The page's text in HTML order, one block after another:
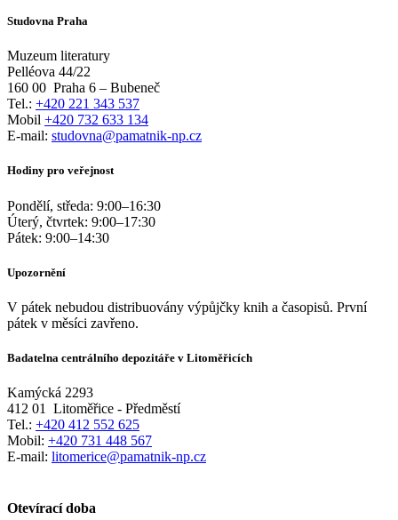
Studovna Praha
Muzeum literatury
Pelléova 44/22
160 00 Praha 6 – Bubeneč
Tel.: +420 221 343 537
Mobil +420 732 633 134
E-mail: studovna@pamatnik-np.cz
Hodiny pro veřejnost
Pondělí, středa: 9:00–16:30
Úterý, čtvrtek: 9:00–17:30
Pátek: 9:00–14:30
Upozornění
V pátek nebudou distribuovány výpůjčky knih a časopisů. První
pátek v měsíci zavřeno.
Badatelna centrálního depozitáře v Litoměřicích
Kamýcká 2293
412 01
Litoměřice - Předměstí
Tel.: +420 412 552 625
Mobil: +420 731 448 567
E-mail: litomerice@pamatnik-np.cz
Otevírací doba